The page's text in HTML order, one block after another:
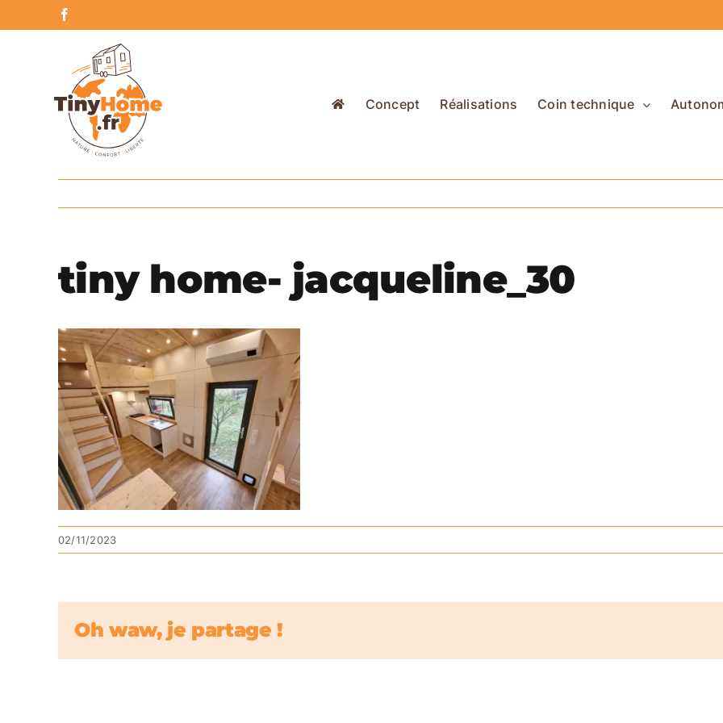
to
Concept Réalisations Coin technique
tiny home- jacqueline_30
02/11/2023
Oh waw, je partage !